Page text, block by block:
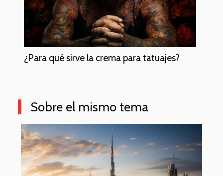
¿Para qué sirve la crema para tatuajes?
Sobre el mismo tema